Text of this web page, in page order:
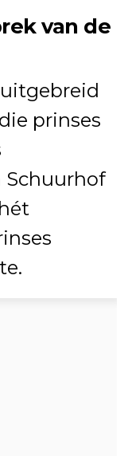
van de
prinses
Schuurhof